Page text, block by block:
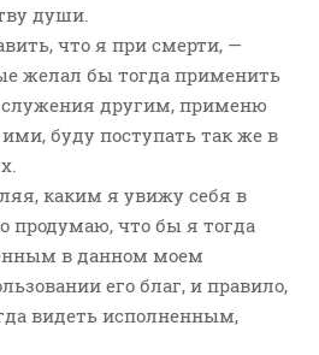
души.
что я при смерти, —
желал бы тогда применить
служения другим, применю
буду поступать так же в
каким я увижу себя в
продумаю, что бы я тогда
в данном моем
его благ, и правило,
видеть исполненным,